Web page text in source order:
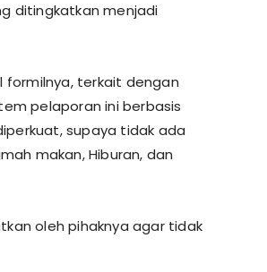
ditingkatkan menjadi
formilnya, terkait dengan
pelaporan ini berbasis
supaya tidak ada
makan, Hiburan, dan
oleh pihaknya agar tidak